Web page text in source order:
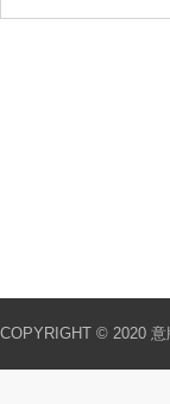
COPYRIGHT © 2020